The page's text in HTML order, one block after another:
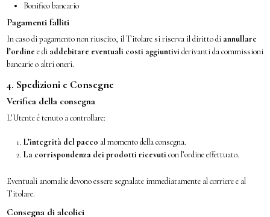
Bonifico bancario
Pagamenti falliti
In caso di pagamento non riuscito, il Titolare si riserva il diritto di annullare
l’ordine e di addebitare eventuali costi aggiuntivi derivanti da commissioni
bancarie o altri oneri.
4. Spedizioni e Consegne
Verifica della consegna
L’Utente è tenuto a controllare:
L’integrità del pacco al momento della consegna.
La corrispondenza dei prodotti ricevuti con l’ordine effettuato.
Eventuali anomalie devono essere segnalate immediatamente al corriere e al
Titolare.
Consegna di alcolici